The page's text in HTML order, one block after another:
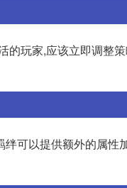
玩家,应该立即调整
可以提供额外的属